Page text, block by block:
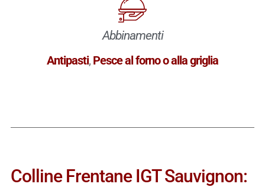
Abbinamenti
Antipasti, Pesce al forno o alla griglia
Colline Frentane IGT Sauvignon: